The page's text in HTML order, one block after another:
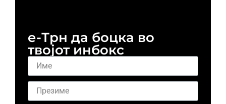
е-Трн да боцка во
твојот инбокс